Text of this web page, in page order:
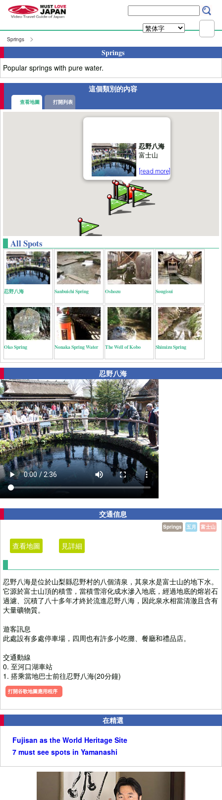
Springs
Springs
Popular springs with pure water.
這個類別的內容
查看地圖 打開列表
忍野八海
富士山
[read more]
All Spots
忍野八海 Sanbuichi Spring Oshozu Sougisui
Oko Spring Nonaka Spring Water The Well of Kobo Shimizu Spring
忍野八海
交通信息
富士山
五月
Springs
查看地圖 見詳細
忍野八海是位於山梨縣忍野村的八個清泉，其泉水是富士山的地下水。
它源於富士山頂的積雪，當積雪溶化成水滲入地底，經過地底的熔岩石
過濾、沉積了八十多年才終於流進忍野八海，因此泉水相當清澈且含有
大量礦物質。
遊客訊息
此處設有多處停車場，四周也有許多小吃攤、餐廳和禮品店。
交通動線
0. 至河口湖車站
1. 搭乘當地巴士前往忍野八海(20分鐘)
打開谷歌地圖應用程序
在精選
Fujisan as the World Heritage Site
7 must see spots in Yamanashi